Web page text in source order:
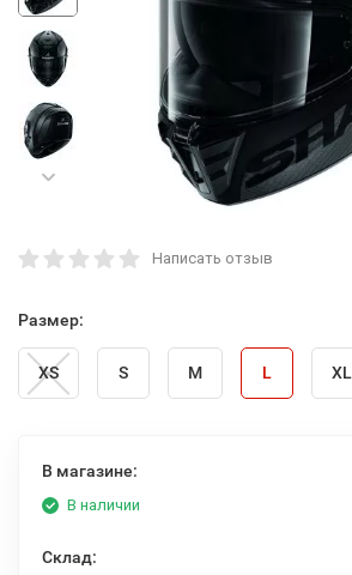
Написать отзыв
Размер:
XS S M L XL
В магазине:
В наличии
Склад: